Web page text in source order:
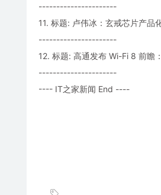
----------------------
11. 标题: 卢伟冰：玄戒芯片产品
----------------------
12. 标题: 高通发布 Wi-Fi 8 前瞻
----------------------
---- IT之家新闻 End ----